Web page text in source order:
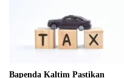
Bapenda Kaltim Pastikan